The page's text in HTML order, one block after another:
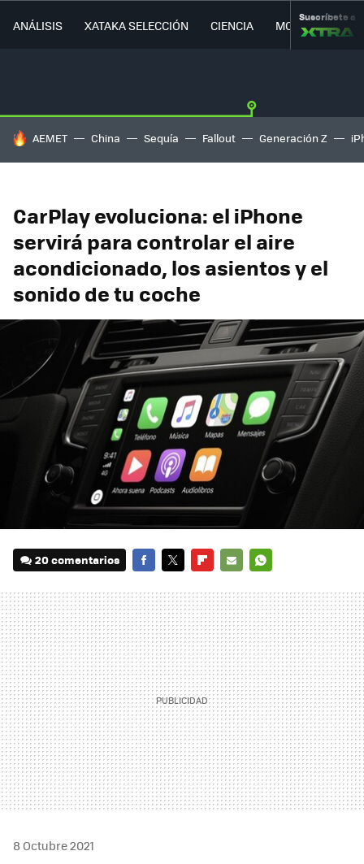
ANÁLISIS XATAKA SELECCIÓN CIENCIA MOVILIDAD
Suscríbete a
HOY SE HABLA DE
AEMET China Sequía Fallout Generación Z
CarPlay evoluciona: el iPhone
servirá para controlar el aire
acondicionado, los asientos y el
sonido de tu coche
20 comentarios
MAIL
8 Octubre 2021